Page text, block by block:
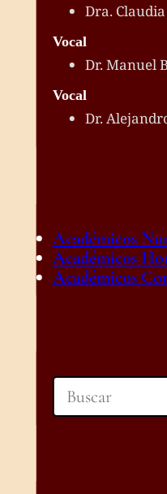
Dra.
Vocal
Dr. Manuel
Vocal
Dr.
Académicos
Académicos
Académicos
Search